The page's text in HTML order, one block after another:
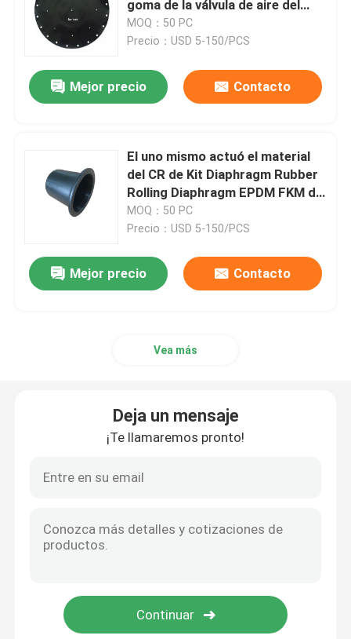
manguera flexible de acero inoxidable
manguera hidráulica de alta presión
Enchufe del tubo de la mezcla
Sello rodante del diafragma
Productos de poliuretano
goma de la válvula de aire del
OEM para la válvula del escape
MOQ：50 PC
Precio：USD 5-150/PCS
Mejor precio Contacto
El uno mismo actuó el material
del CR de Kit Diaphragm Rubber
Rolling Diaphragm EPDM FKM del
actuador neumático
MOQ：50 PC
Precio：USD 5-150/PCS
Mejor precio Contacto
Vea más
Deja un mensaje
¡Te llamaremos pronto!